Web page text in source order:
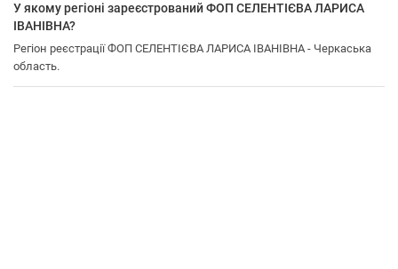
У якому регіоні зареєстрований ФОП СЕЛЕНТІЄВА ЛАРИСА
ІВАНІВНА?
Регіон реєстрації ФОП СЕЛЕНТІЄВА ЛАРИСА ІВАНІВНА - Черкаська
область.